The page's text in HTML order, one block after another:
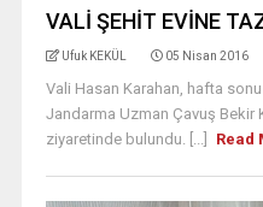
VALİ ŞEHİT EVİNE
Ufuk KEKÜL 05 Nisan 2016
Vali Hasan Karahan, hafta
Jandarma Uzman Çavuş Bekir
ziyaretinde bulundu. [...]
Read